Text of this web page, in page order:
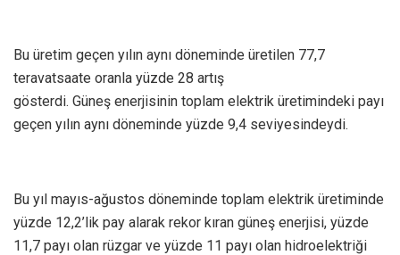
Bu üretim geçen yılın aynı döneminde üretilen 77,7
teravatsaate oranla yüzde 28 artış
gösterdi. Güneş enerjisinin toplam elektrik üretimindeki payı
geçen yılın aynı döneminde yüzde 9,4 seviyesindeydi.
Bu yıl mayıs-ağustos döneminde toplam elektrik üretiminde
yüzde 12,2’lik pay alarak rekor kıran güneş enerjisi, yüzde
11,7 payı olan rüzgar ve yüzde 11 payı olan hidroelektriği